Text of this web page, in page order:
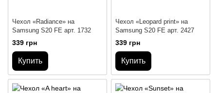
Чехол «Radiance» на
Samsung S20 FE арт. 1732
339 грн
Купить
Чехол «Leopard print» на
Samsung S20 FE арт. 2427
339 грн
Купить